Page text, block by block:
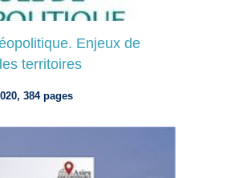
Enjeux de
territoires
384 pages